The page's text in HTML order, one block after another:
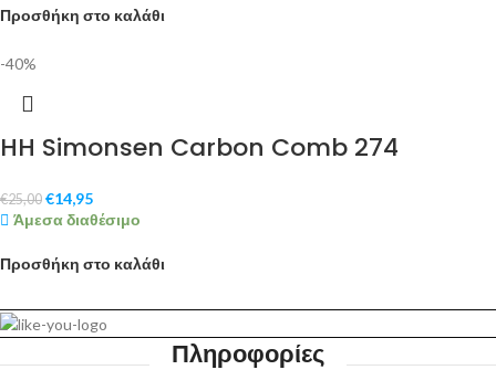
Προσθήκη στο καλάθι
-40%
HH Simonsen Carbon Comb 274
€25,00 €14,95
Άμεσα διαθέσιμο
Προσθήκη στο καλάθι
Πληροφορίες